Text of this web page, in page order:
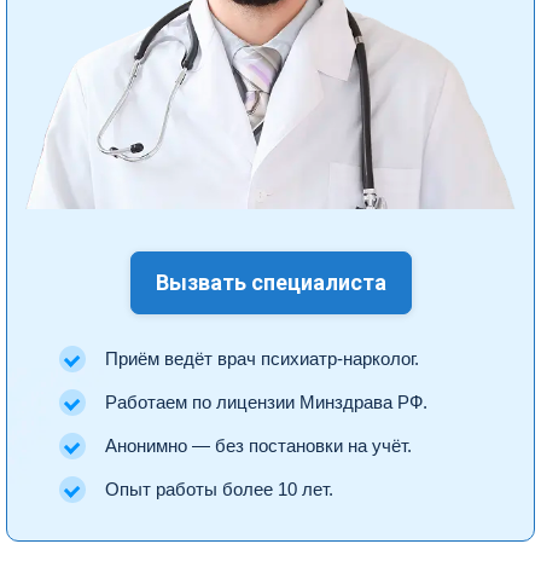
Вызвать специалиста
Приём ведёт врач психиатр-нарколог.
Работаем по лицензии Минздрава РФ.
Анонимно — без постановки на учёт.
Опыт работы более 10 лет.